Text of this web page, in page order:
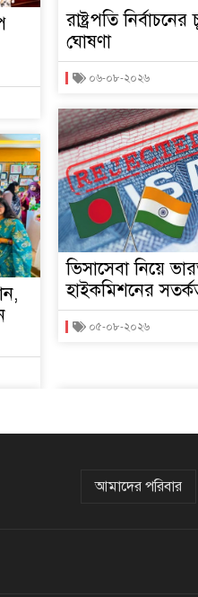
রাষ্ট্রপতি
ঘোষণা
০৬-০৮-২০২৬
ভিসাসেবা নিয়ে
হাইকমিশনের
০৫-০৮-২০২৬
আমাদের পরিবার